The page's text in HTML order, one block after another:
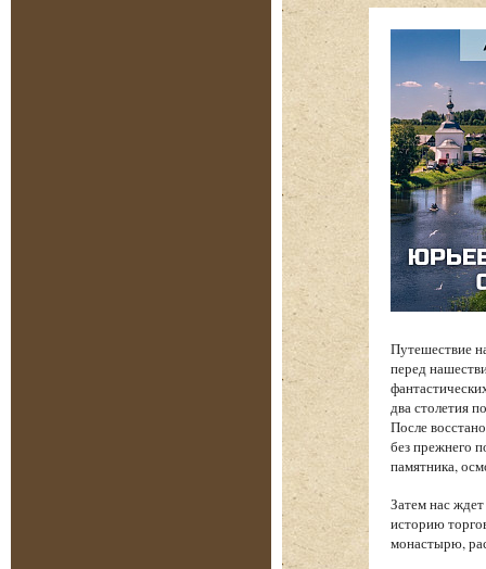
Путешествие
перед
два столетия
После
без прежнего
памятника,
Затем нас
историю
монастырю,